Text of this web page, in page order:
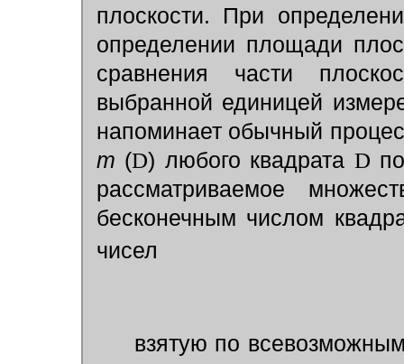
плоскости. При
определении площади
сравнения части
выбранной единицей
напоминает обычный
m (D) любого квадрата D
рассматриваемое
бесконечным числом
чисел
взятую по